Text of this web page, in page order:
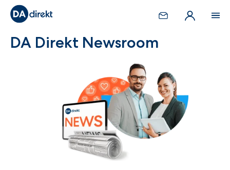
DA Direkt Newsroom